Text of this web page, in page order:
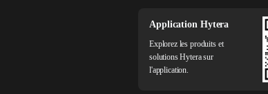
Application Hytera
Explorez les produits et
solutions Hytera sur
l'application.